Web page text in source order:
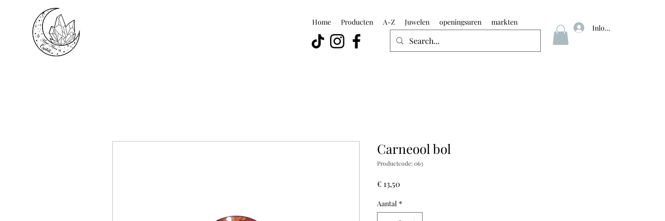
Home Producten A-Z Juwelen openingsuren markten
Inloggen
Carneool bol
Productcode: 063
€ 13,50
Aantal *